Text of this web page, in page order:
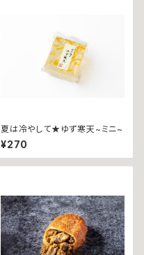
夏は冷やして★ゆず寒天~ミニ~
¥270